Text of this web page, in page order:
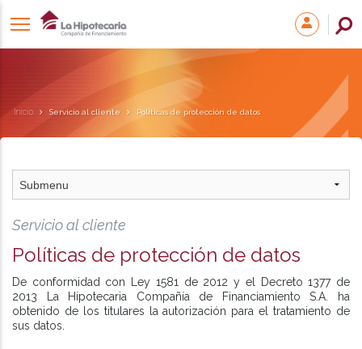
Inicio Servicio al cliente Políticas de protección de datos
Servicio al cliente
Políticas de protección de datos
De conformidad con Ley 1581 de 2012 y el Decreto 1377 de
2013 La Hipotecaria Compañía de Financiamiento S.A. ha
obtenido de los titulares la autorización para el tratamiento de
sus datos.